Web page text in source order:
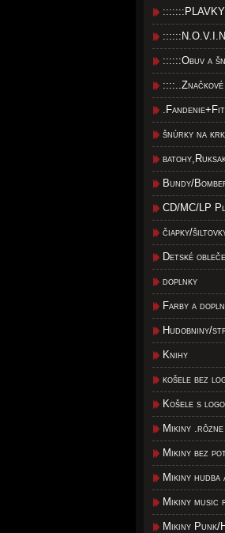
::::::Obuv a
šnúrky na
Bundy/
CD/MC/LP
čiapky/
Detské
doplnky
Farby a
Hudobniny/
Knihy
košele bez
Košele s
Mikiny
Mikiny bez
Mikiny hudba
Mikiny music
Mikiny Punk/